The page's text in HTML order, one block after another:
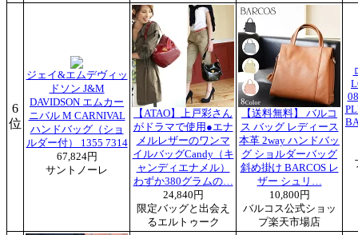
6
位
ジェイ&エムデヴィッ
ドソン J&M
DAVIDSON エムカー
ニバル M CARNIVAL
ハンドバッグ（ショ
ルダー付） 1355 7314
67,824円
サントノーレ
【ATAO】上戸彩さん
がドラマで使用●エナ
メルレザーのワンマ
イルバッグCandy（キ
ャンディエナメル）
わずか380グラムの…
24,840円
限定バッグと出会え
るエルトゥーク
【送料無料】 バルコ
ス バッグ レディース
本革 2way ハンドバッ
グ ショルダーバッグ
斜め掛け BARCOS レ
ザー シュリ…
10,800円
バルコス公式ショッ
プ楽天市場店